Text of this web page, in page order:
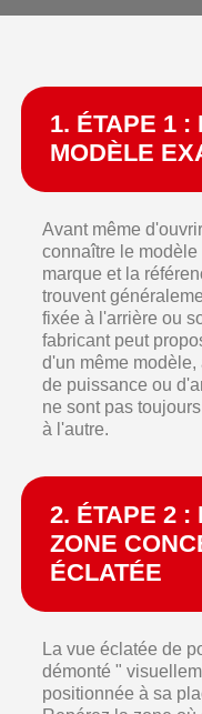
1. ÉTAPE 1 :
MODÈLE
Avant même
connaître le
marque et la
trouvent
fixée à l'arrière ou
fabricant peut
d'un même
de puissance ou
ne sont pas
à l'autre.
2. ÉTAPE 2 :
ZONE
ÉCLATÉE
La vue éclatée de
démonté "
positionnée à sa